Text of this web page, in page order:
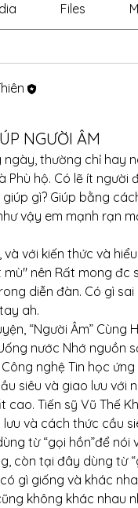
Files
NGƯỜI ÂM
thường chỉ hay
Phù hộ. Có lẽ ít
gì? Giúp bằng
vậy em mạnh rạn
với kiến thức và
nên Rất mong đc
diễn đàn. Có gì
ah.
“Người Âm” Cùng
nước Nhớ nguồn
nghệ Tin học
siêu và giao lưu với
Tiến sỹ Vũ Thế
và cách thức cầu
từ “gọi hồn”để nói
còn tại đây dùng từ
có gì giống và khác
không khác nhau